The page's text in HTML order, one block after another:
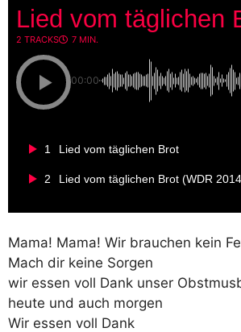
Lied vom täglichen
2 TRACKS 7 MIN.
00:00
1 Lied vom täglichen Brot
2 Lied vom täglichen Brot (WDR
Mama! Mama! Wir brauchen kein
Mach dir keine Sorgen
wir essen voll Dank unser
heute und auch morgen
Wir essen voll Dank